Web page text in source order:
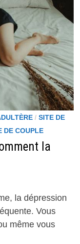
/ SITE DE
DE COUPLE
la
la dépression
Vous
même vous